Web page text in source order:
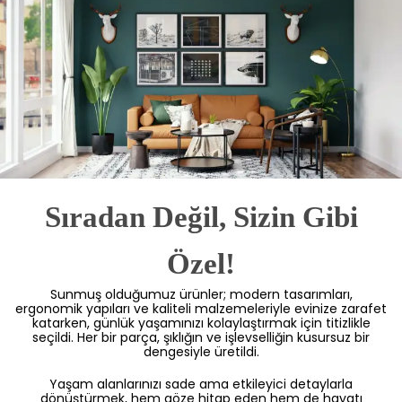
Sıradan Değil, Sizin Gibi
Özel!
Sunmuş olduğumuz ürünler; modern tasarımları,
ergonomik yapıları ve kaliteli malzemeleriyle evinize zarafet
katarken, günlük yaşamınızı kolaylaştırmak için titizlikle
seçildi. Her bir parça, şıklığın ve işlevselliğin kusursuz bir
dengesiyle üretildi.
Yaşam alanlarınızı sade ama etkileyici detaylarla